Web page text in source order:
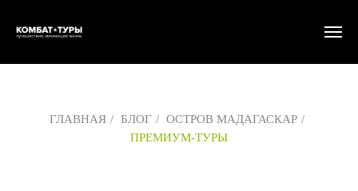
ГЛАВНАЯ / БЛОГ / ОСТРОВ МАДАГАСКАР /
ПРЕМИУМ-ТУРЫ